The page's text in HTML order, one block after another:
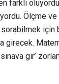
farklı
Ölçme
için
girecek.
gir’